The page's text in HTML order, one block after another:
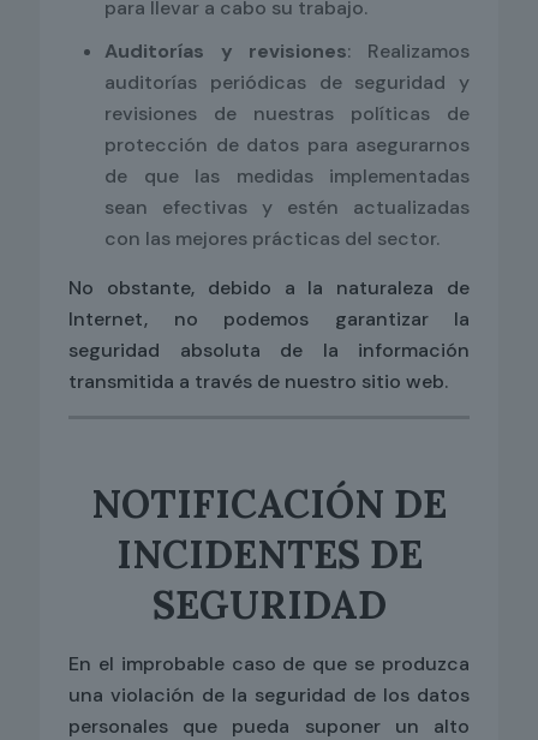
para llevar a cabo su trabajo.
Auditorías y revisiones: Realizamos
auditorías periódicas de seguridad y
revisiones de nuestras políticas de
protección de datos para asegurarnos
de que las medidas implementadas
sean efectivas y estén actualizadas
con las mejores prácticas del sector.
No obstante, debido a la naturaleza de
Internet, no podemos garantizar la
seguridad absoluta de la información
transmitida a través de nuestro sitio web.
NOTIFICACIÓN DE
INCIDENTES DE
SEGURIDAD
En el improbable caso de que se produzca
una violación de la seguridad de los datos
personales que pueda suponer un alto